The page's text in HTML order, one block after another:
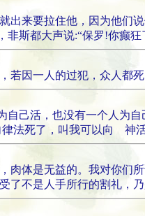
出来要拉住他，因为他们说
非斯都大声说:“保罗!你癫
若因一人的过犯，众人都
自己活，也没有一个人为自
法死了，叫我可以向 神活
肉体是无益的。我对你们
了不是人手所行的割礼，